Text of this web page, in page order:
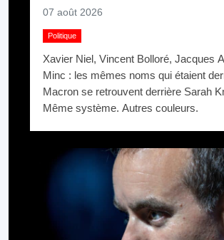
07 août 2026
Politique
Xavier Niel, Vincent Bolloré, Jacques
Minc : les mêmes noms qui étaient
Macron se retrouvent derrière Sarah
Même système. Autres couleurs.